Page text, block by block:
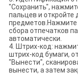
"Сохранить",
пальцев и откройте
предметов.Нажмите
сбора отпечатков
автоматически.
4. Штрих-код:
штрих-код бумаги,
"Вынести",
вынести, а затем